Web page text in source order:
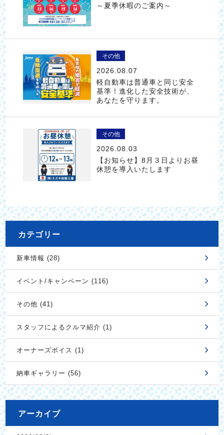
～夏季休暇のご案内～
その他
2026.08.07
軽自動車は普通車と同じ安全
基準！進化した安全技術が、
あなたを守ります。
その他
2026.08.03
【お知らせ】8月３日よりお昼
休憩を導入いたします
カテゴリー
新車情報 (28)
イベント/キャンペーン (116)
その他 (41)
スタッフによるクルマ紹介 (1)
オーナーズボイス (1)
納車ギャラリー (56)
アーカイブ